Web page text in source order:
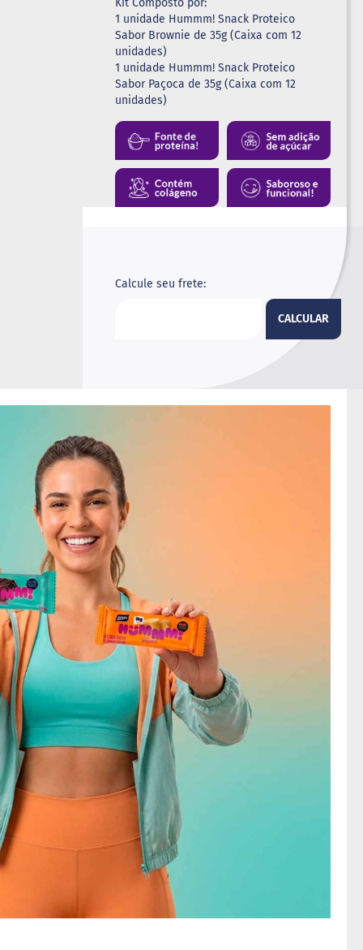
Kit Composto por:
1 unidade Hummm! Snack Proteico
Sabor Brownie de 35g (Caixa com 12
unidades)
1 unidade Hummm! Snack Proteico
Sabor Paçoca de 35g (Caixa com 12
unidades)
Calcule seu frete:
CALCULAR